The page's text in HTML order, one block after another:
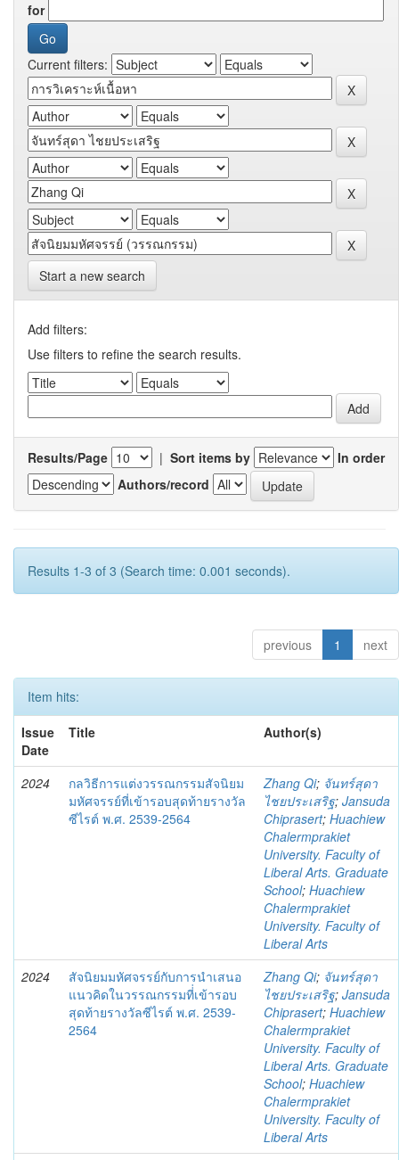
for
Current filters:
Start a new search
Add filters:
Use filters to refine the search results.
Results/Page | Sort items by
In order
Authors/record
Results 1-3 of 3 (Search time: 0.001 seconds).
previous 1 next
Item hits:
Issue
Date
Title Author(s)
2024
กลวิธีการแต่งวรรณกรรมสัจนิยม
มหัศจรรย์ที่เข้ารอบสุดท้ายรางวัล
ซีไรต์ พ.ศ. 2539-2564
Zhang Qi; จันทร์สุดา
ไชยประเสริฐ; Jansuda
Chiprasert; Huachiew
Chalermprakiet
University. Faculty of
Liberal Arts. Graduate
School; Huachiew
Chalermprakiet
University. Faculty of
Liberal Arts
2024
สัจนิยมมหัศจรรย์กับการนำเสนอ
แนวคิดในวรรณกรรมที่่เข้ารอบ
สุดท้ายรางวัลซีไรต์ พ.ศ. 2539-
2564
Zhang Qi; จันทร์สุดา
ไชยประเสริฐ; Jansuda
Chiprasert; Huachiew
Chalermprakiet
University. Faculty of
Liberal Arts. Graduate
School; Huachiew
Chalermprakiet
University. Faculty of
Liberal Arts